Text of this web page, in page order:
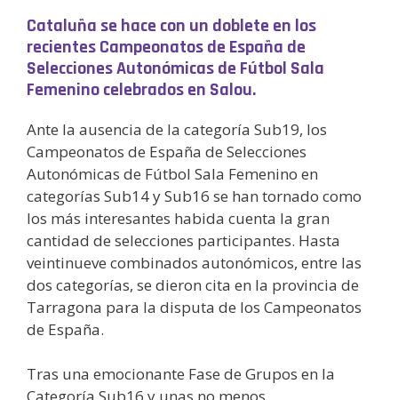
Cataluña se hace con un doblete en los
recientes Campeonatos de España de
Selecciones Autonómicas de Fútbol Sala
Femenino celebrados en Salou.
Ante la ausencia de la categoría Sub19, los
Campeonatos de España de Selecciones
Autonómicas de Fútbol Sala Femenino en
categorías Sub14 y Sub16 se han tornado como
los más interesantes habida cuenta la gran
cantidad de selecciones participantes. Hasta
veintinueve combinados autonómicos, entre las
dos categorías, se dieron cita en la provincia de
Tarragona para la disputa de los Campeonatos
de España.
Tras una emocionante Fase de Grupos en la